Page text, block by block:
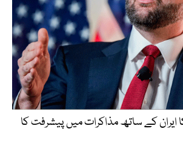
ایران کے ساتھ مذاکرات میں پیشرفت کا